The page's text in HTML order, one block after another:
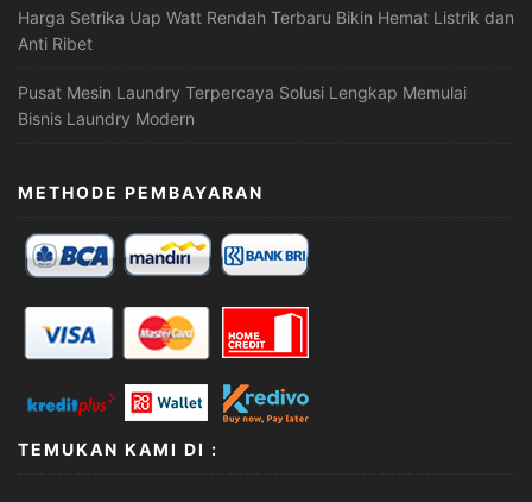
Harga Setrika Uap Watt Rendah Terbaru Bikin Hemat Listrik dan
Anti Ribet
Pusat Mesin Laundry Terpercaya Solusi Lengkap Memulai
Bisnis Laundry Modern
METHODE PEMBAYARAN
TEMUKAN KAMI DI :